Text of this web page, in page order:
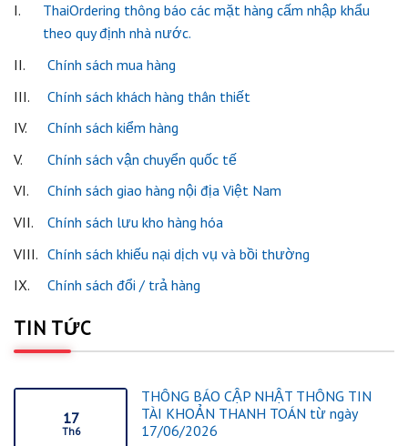
I.
ThaiOrdering thông báo các mặt hàng cấm nhập khẩu
theo quy định nhà nước.
II.
Chính sách mua hàng
III.
Chính sách khách hàng thân thiết
IV.
Chính sách kiểm hàng
V.
Chính sách vận chuyển quốc tế
VI.
Chính sách giao hàng nội địa Việt Nam
VII.
Chính sách lưu kho hàng hóa
VIII. Chính sách khiếu nại dịch vụ và bồi thường
IX.
Chính sách đổi / trả hàng
TIN TỨC
17
Th6
THÔNG BÁO CẬP NHẬT THÔNG TIN
TÀI KHOẢN THANH TOÁN từ ngày
17/06/2026